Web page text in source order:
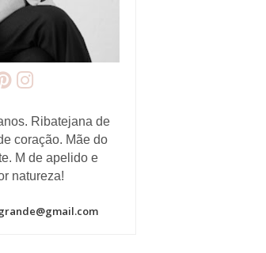
Ribatejana de
coração. Mãe do
M de apelido e
natureza!